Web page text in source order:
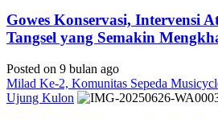
Gowes Konservasi, Intervensi
Tangsel yang Semakin
Posted on 9 bulan ago
Milad Ke-2, Komunitas Sepeda
Ujung Kulon